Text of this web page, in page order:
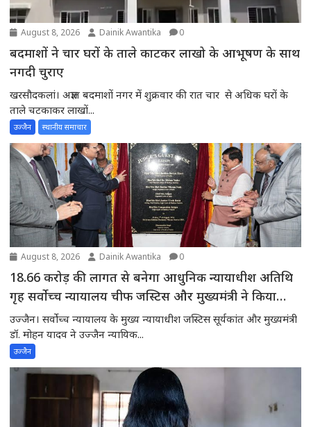
August 8, 2026 Dainik Awantika 0
बदमाशों ने चार घरों के ताले काटकर लाखो के आभूषण के साथ
नगदी चुराए
खरसौदकलां। अज्ञात बदमाशों नगर में शुक्रवार की रात चार से अधिक घरों के
ताले चटकाकर लाखों...
उज्जैन स्थानीय समाचार
August 8, 2026 Dainik Awantika 0
18.66 करोड़ की लागत से बनेगा आधुनिक न्यायाधीश अतिथि
गृह सर्वोच्च न्यायालय चीफ जस्टिस और मुख्यमंत्री ने किया
भूमिपूजन
उज्जैन। सर्वोच्च न्यायालय के मुख्य न्यायाधीश जस्टिस सूर्यकांत और मुख्यमंत्री
डॉ. मोहन यादव ने उज्जैन न्यायिक...
उज्जैन